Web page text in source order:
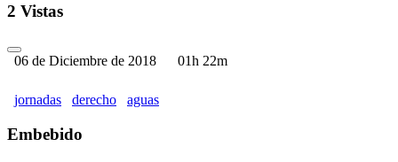
VI Jornadas de Derecho de Aguas "La gestión de la
VI Jornadas de Derecho de Aguas "La gestión de la
2 Vistas
06 de Diciembre de 2018 01h 22m
jornadas derecho aguas
Embebido